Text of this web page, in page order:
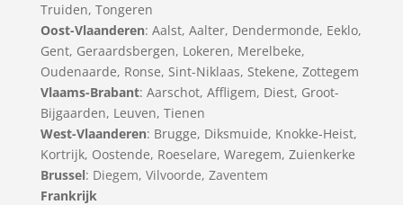
Truiden, Tongeren
Oost-Vlaanderen: Aalst, Aalter, Dendermonde, Eeklo,
Gent, Geraardsbergen, Lokeren, Merelbeke,
Oudenaarde, Ronse, Sint-Niklaas, Stekene, Zottegem
Vlaams-Brabant: Aarschot, Affligem, Diest, Groot-
Bijgaarden, Leuven, Tienen
West-Vlaanderen: Brugge, Diksmuide, Knokke-Heist,
Kortrijk, Oostende, Roeselare, Waregem, Zuienkerke
Brussel: Diegem, Vilvoorde, Zaventem
Frankrijk